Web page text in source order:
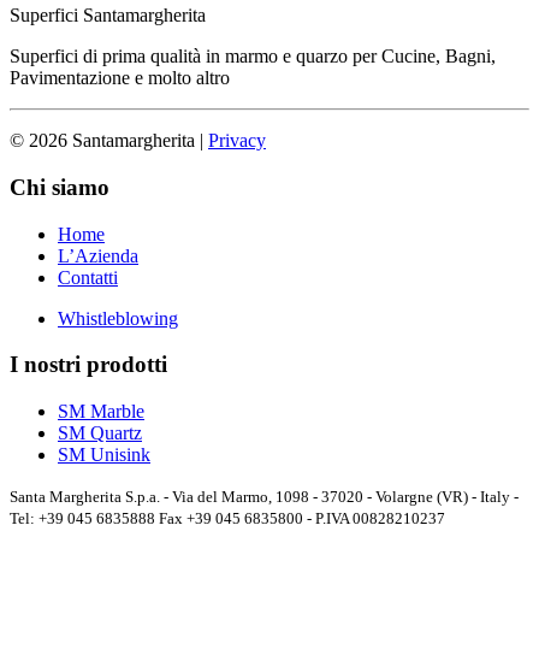
Superfici Santamargherita
Superfici di prima qualità in marmo e quarzo per Cucine, Bagni,
Pavimentazione e molto altro
© 2026 Santamargherita | Privacy
Chi siamo
Home
L’Azienda
Contatti
Whistleblowing
I nostri prodotti
SM Marble
SM Quartz
SM Unisink
Santa Margherita S.p.a. - Via del Marmo, 1098 - 37020 - Volargne (VR) - Italy -
Tel: +39 045 6835888 Fax +39 045 6835800 - P.IVA 00828210237